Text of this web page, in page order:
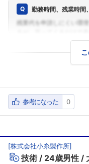
勤務時間、残業時間
参考になった 0
[株式会社小糸製作所]
技術 24歳男性